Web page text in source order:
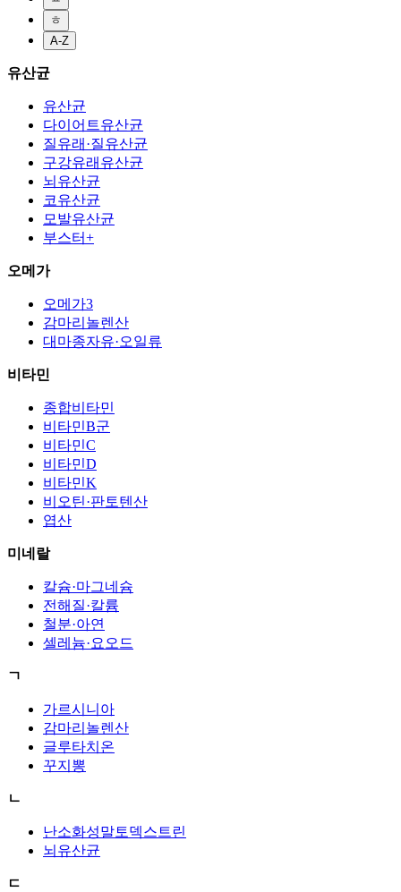
ㅎ
A-Z
유산균
유산균
다이어트유산균
질유래·질유산균
구강유래유산균
뇌유산균
코유산균
모발유산균
부스터+
오메가
오메가3
감마리놀렌산
대마종자유·오일류
비타민
종합비타민
비타민B군
비타민C
비타민D
비타민K
비오틴·판토텐산
엽산
미네랄
칼슘·마그네슘
전해질·칼륨
철분·아연
셀레늄·요오드
ㄱ
가르시니아
감마리놀렌산
글루타치온
꾸지뽕
ㄴ
난소화성말토덱스트린
뇌유산균
ㄷ